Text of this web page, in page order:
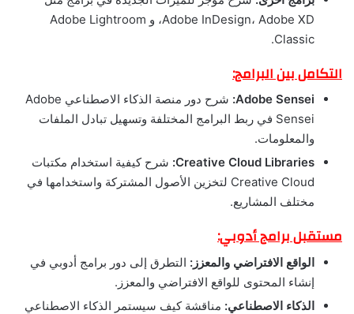
Adobe InDesign، Adobe XD، و Adobe Lightroom
Classic.
التكامل بين البرامج:
Adobe Sensei:
شرح دور منصة الذكاء الاصطناعي Adobe
Sensei في ربط البرامج المختلفة وتسهيل تبادل الملفات
والمعلومات.
Creative Cloud Libraries: شرح كيفية استخدام مكتبات
Creative Cloud لتخزين الأصول المشتركة واستخدامها في
مختلف المشاريع.
مستقبل برامج أدوبي:
الواقع الافتراضي والمعزز: التطرق إلى دور برامج أدوبي في
إنشاء المحتوى للواقع الافتراضي والمعزز.
الذكاء الاصطناعي: مناقشة كيف سيستمر الذكاء الاصطناعي